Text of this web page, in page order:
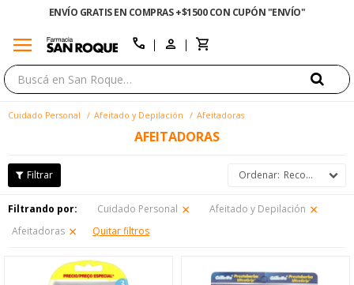
ENVÍO GRATIS EN COMPRAS +$1500 CON CUPÓN "ENVÍO"
menu call
Cuidado Personal Afeitado y Depilación Afeitadoras
AFEITADORAS
Recomendados
Filtrando por: Cuidado Personal
Afeitado y Depilación
Afeitadoras
Quitar filtros
close